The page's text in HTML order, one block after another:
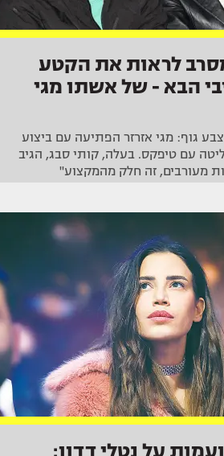
לראות את הקטע
הבא - של אשתו מגי
גוף: מגי אזרזר הפתיעה עם ביצוע
עם טיפקס. בעלה, קותי סבג, הגיב
מעורבים, זה חלק מהמקצוע"
על נטלי דדון: